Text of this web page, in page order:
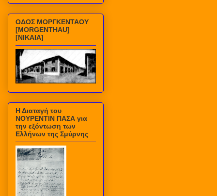
ΟΔΟΣ ΜΟΡΓΚΕΝΤΑΟΥ
[MORGENTHAU]
[ΝΙΚΑΙΑ]
Η Διαταγή του
ΝΟΥΡΕΝΤΙΝ ΠΑΣΑ για
την εξόντωση των
Ελλήνων της Σμύρνης